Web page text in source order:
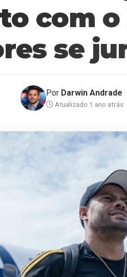
com o
se
Por Darwin Andrade
Atualizado 1 ano atrás